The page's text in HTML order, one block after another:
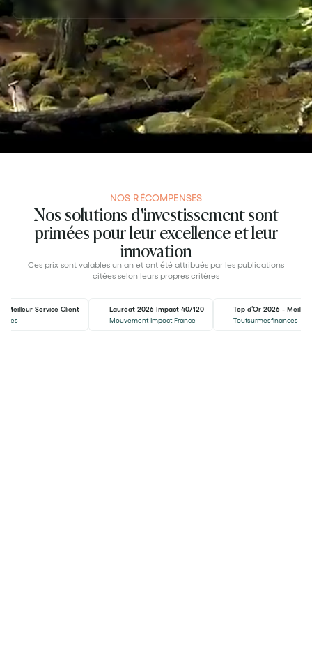
NOS RÉCOMPENSES
Nos solutions d'investissement sont
primées pour leur excellence et leur
innovation
Ces prix sont valables un an et ont été attribués par les publications
citées selon leurs propres critères
- Meilleur Service Client
Lauréat 2026 Impact 40/120
Mouvement Impact France
Top d’Or 2026 -
Toutsurmesfinances